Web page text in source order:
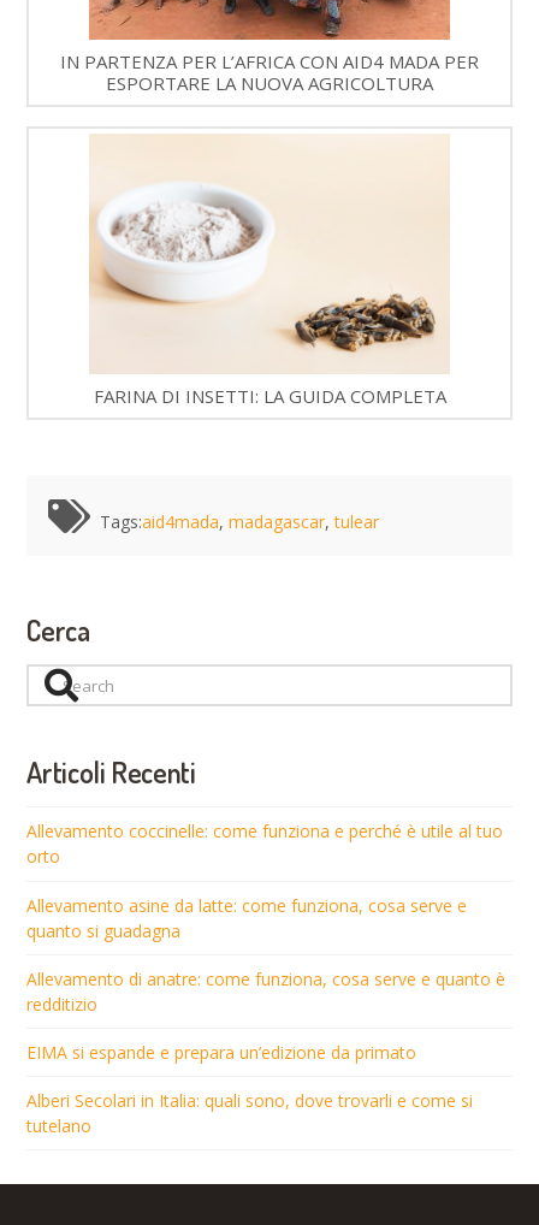
IN PARTENZA PER L’AFRICA CON AID4 MADA PER
ESPORTARE LA NUOVA AGRICOLTURA
FARINA DI INSETTI: LA GUIDA COMPLETA
Tags:aid4mada,madagascar,tulear
Cerca
Search
Articoli Recenti
Allevamento coccinelle: come funziona e perché è utile al tuo
orto
Allevamento asine da latte: come funziona, cosa serve e
quanto si guadagna
Allevamento di anatre: come funziona, cosa serve e quanto è
redditizio
EIMA si espande e prepara un’edizione da primato
Alberi Secolari in Italia: quali sono, dove trovarli e come si
tutelano